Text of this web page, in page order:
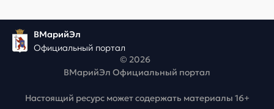
ВМарийЭл
Официальный портал
© 2026
ВМарийЭл Официальный портал
Настоящий ресурс может содержать материалы 16+